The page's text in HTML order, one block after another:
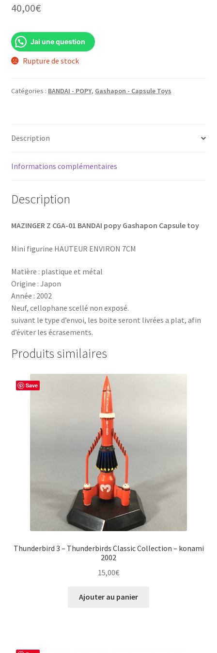
40,00€
Jai une question
Rupture de stock
Catégories : BANDAI - POPY, Gashapon - Capsule Toys
Description
Informations complémentaires
Description
MAZINGER Z CGA-01 BANDAI popy Gashapon Capsule toy
Mini figurine HAUTEUR ENVIRON 7CM
Matière : plastique et métal
Origine : Japon
Année : 2002
Neuf, cellophane scellé non exposé.
suivant le type d’envoi, les boite seront livrées a plat, afin
d’éviter les écrasements.
Produits similaires
Save
Thunderbird 3 – Thunderbirds Classic Collection – konami
2002
15,00€
Ajouter au panier